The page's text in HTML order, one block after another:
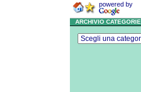
powered by
ARCHIVIO CATEGORIE